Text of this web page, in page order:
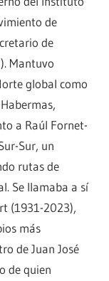
de
de
Mantuvo
global como
a Raúl Fornet-
Sur, un
rutas de
Se llamaba a sí
(1931-2023),
más
de Juan José
de quien